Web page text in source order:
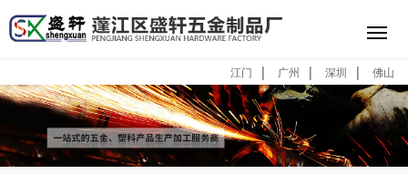
江门 | 广州 | 深圳 | 佛山